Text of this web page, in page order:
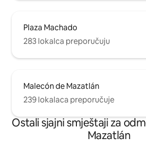
Plaza Machado
283 lokalca preporučuju
Malecón de Mazatlán
239 lokalaca preporučuje
Ostali sjajni smještaji za
Mazatlán